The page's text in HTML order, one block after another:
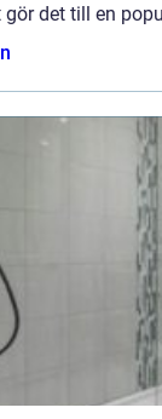
gör det till en